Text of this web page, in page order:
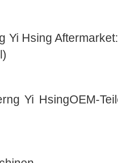
Yi Hsing
Yi HsingOEM-